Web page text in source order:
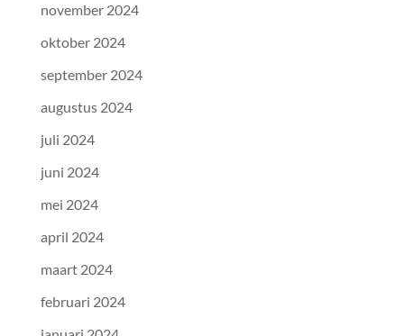
november 2024
oktober 2024
september 2024
augustus 2024
juli 2024
juni 2024
mei 2024
april 2024
maart 2024
februari 2024